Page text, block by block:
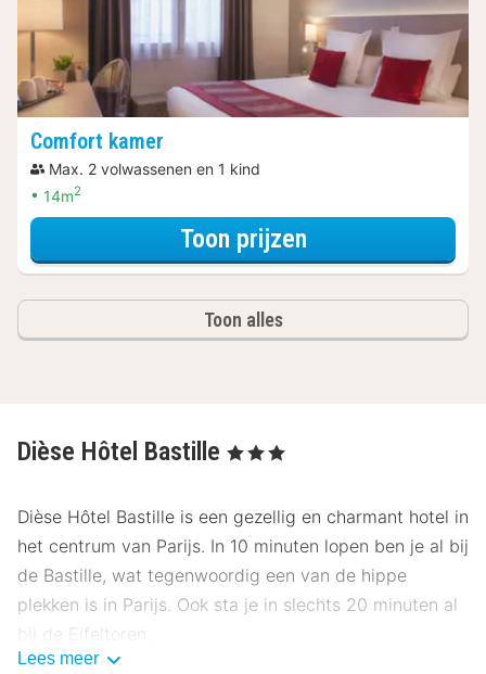
Comfort kamer
Max. 2 volwassenen en 1 kind
14m2
Toon prijzenvoor
Toon alles
Dièse Hôtel Bastille , 3 Sterren
Dièse Hôtel Bastille is een gezellig en charmant hotel in
het centrum van Parijs. In 10 minuten lopen ben je al bij
de Bastille, wat tegenwoordig een van de hippe
plekken is in Parijs. Ook sta je in slechts 20 minuten al
bij de Eifeltoren.
Lees meer